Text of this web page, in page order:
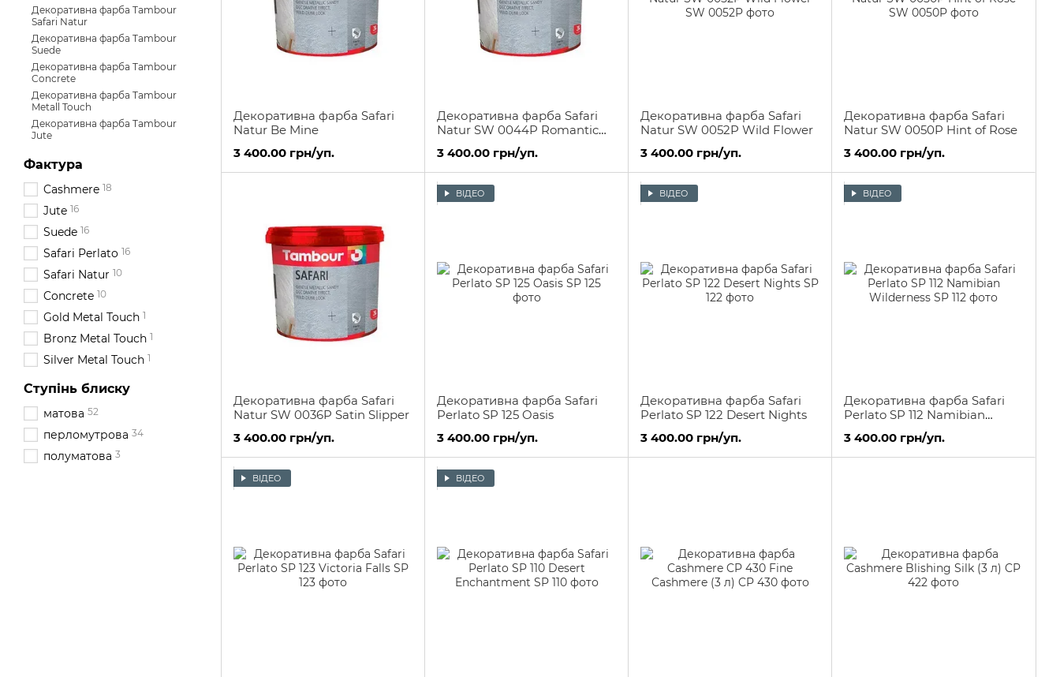
Декоративна фарба Safari
Natur Be Mine
3 400.00 грн/уп.
Декоративна фарба Safari
Natur SW 0044P Romantic
3 400.00 грн/уп.
Декоративна фарба Safari
Natur SW 0052P Wild Flower
3 400.00 грн/уп.
Декоративна фарба Safari
Natur SW 0050P Hint of Rose
3 400.00 грн/уп.
Декоративна фарба Safari
Natur SW 0036P Satin Slipper
3 400.00 грн/уп.
ВІДЕО
Декоративна фарба Safari
Perlato SP 125 Oasis
3 400.00 грн/уп.
ВІДЕО
Декоративна фарба Safari
Perlato SP 122 Desert Nights
3 400.00 грн/уп.
ВІДЕО
Декоративна фарба Safari
Perlato SP 112 Namibian
3 400.00 грн/уп.
ВІДЕО ВІДЕО
Декоративна фарба Tambour
Safari Natur
Декоративна фарба Tambour
Suede
Декоративна фарба Tambour
Concrete
Декоративна фарба Tambour
Metall Touch
Декоративна фарба Tambour
Jute
Фактура
Cashmere 18
Jute 16
Suede 16
Safari Perlato 16
Safari Natur 10
Concrete 10
Gold Metal Touch 1
Bronz Metal Touch 1
Silver Metal Touch 1
Ступінь блиску
матова 52
перломутрова 34
полуматова 3